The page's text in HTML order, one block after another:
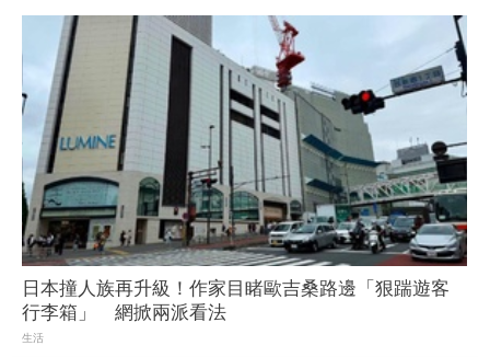
日本撞人族再升級！作家目睹歐吉桑路邊「狠踹遊客
行李箱」 網掀兩派看法
生活